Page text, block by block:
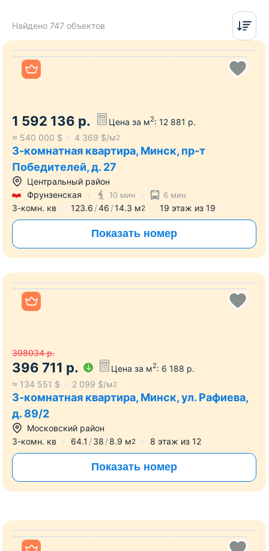
Найдено 747 объектов
1 592 136 р. Цена за м : 12 881 р.
≈ 540 000 $ 4 369 $/м2
3-комнатная квартира, Минск, пр-т
Победителей, д. 27
Центральный район
Фрунзенская
10 мин 6 мин
3-комн. кв 123.6 46 14.3 м2 19 этаж из 19
Показать номер
398034 р.
396 711 р. Цена за м : 6 188 р.
≈ 134 551 $ 2 099 $/м2
3-комнатная квартира, Минск, ул. Рафиева,
д. 89/2
Московский район
3-комн. кв
64.1 38 8.9 м2 8 этаж из 12
Показать номер